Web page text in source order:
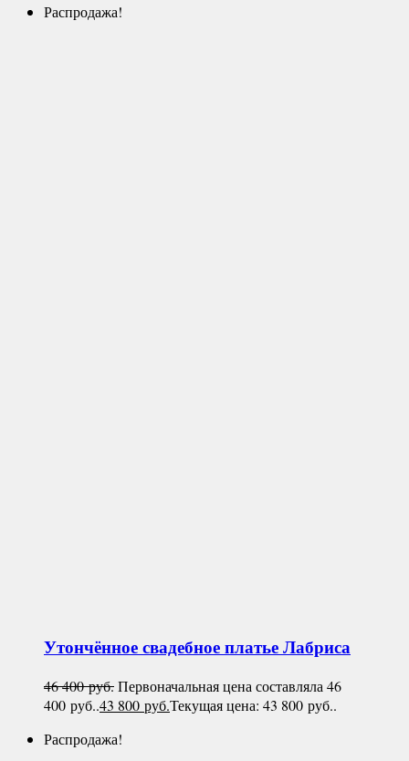
Распродажа!
Утончённое свадебное платьеЛабриса
46 400руб.Первоначальная цена составляла 46
400 руб..43 800 руб.Текущая цена: 43 800 руб..
Распродажа!